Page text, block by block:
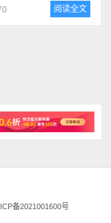
阅读全文
备2021001600号